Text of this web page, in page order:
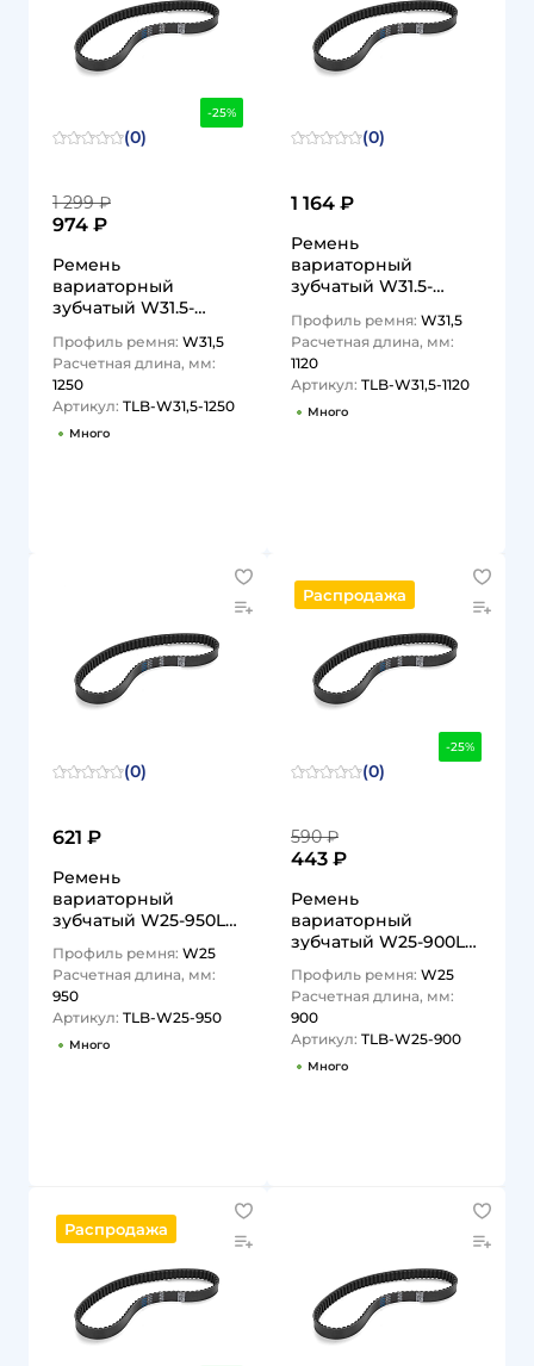
-25%
(0)
1 299 ₽
974 ₽
Ремень
вариаторный
зубчатый W31.5-
TITAN LOCK
Профиль ремня: W31,5
Расчетная длина, мм:
1250
Артикул: TLB-W31,5-1250
Много
(0)
1 164 ₽
Ремень
вариаторный
зубчатый W31.5-
TITAN LOCK
Профиль ремня: W31,5
Расчетная длина, мм:
1120
Артикул: TLB-W31,5-1120
Много
(0)
621 ₽
Ремень
вариаторный
зубчатый W25-950Lp
LOCK
Профиль ремня: W25
Расчетная длина, мм:
950
Артикул: TLB-W25-950
Много
-25%
Распродажа
(0)
590 ₽
443 ₽
Ремень
вариаторный
зубчатый W25-900Lp
LOCK
Профиль ремня: W25
Расчетная длина, мм:
900
Артикул: TLB-W25-900
Много
Распродажа